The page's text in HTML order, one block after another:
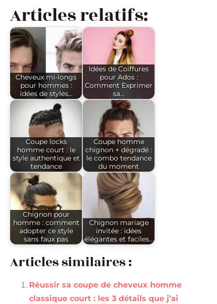
Articles relatifs:
Cheveux mi-longs
pour hommes :
idées de styles…
Idées de Coiffures
pour Ados :
Comment Exprimer
sa…
Coupe locks
homme court : le
style authentique et
tendance
Coupe homme
chignon + dégradé :
le combo tendance
du moment
Chignon pour
homme : comment
adopter ce style
sans faux pas
Chignon mariage
invitée : idées
élégantes et faciles…
Articles similaires :
Réussir sa coupe de cheveux homme
classique court : les 3 détails que j’ai